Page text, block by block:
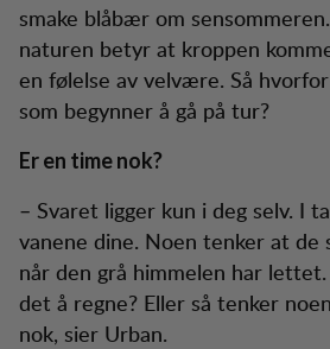
smake blåbær om
naturen betyr at kroppen
en følelse av velvære. Så
som begynner å gå på tur?
Er en time nok?
– Svaret ligger kun i deg selv. I
vanene dine. Noen tenker at de
når den grå himmelen har
det å regne? Eller så tenker
nok, sier Urban.